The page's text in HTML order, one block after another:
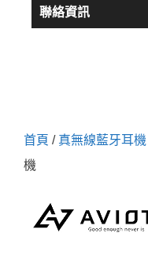
聯絡資訊
首頁 / 真無線藍牙耳機
機